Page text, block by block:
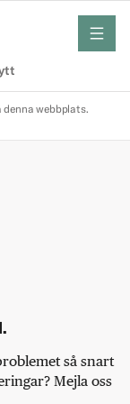
meny
denna webbplats.
så snart
Mejla oss